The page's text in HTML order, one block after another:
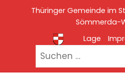
Thüringer Gemeinde im
Sömmerda-
Lage
nach: